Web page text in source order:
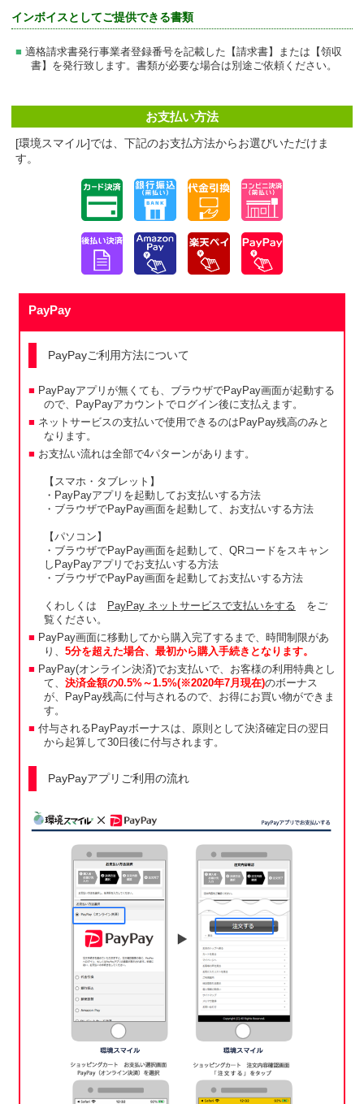
インボイスとしてご提供できる書類
適格請求書発行事業者登録番号を記載した【請求書】または【領収
書】を発行致します。書類が必要な場合は別途ご依頼ください。
お支払い方法
[環境スマイル]では、下記のお支払方法からお選びいただけま
す。
PayPay
PayPayご利用方法について
PayPayアプリが無くても、ブラウザでPayPay画面が起動する
ので、PayPayアカウントでログイン後に支払えます。
ネットサービスの支払いで使用できるのはPayPay残高のみと
なります。
お支払い流れは全部で4パターンがあります。
【スマホ・タブレット】
・PayPayアプリを起動してお支払いする方法
・ブラウザでPayPay画面を起動して、お支払いする方法
【パソコン】
・ブラウザでPayPay画面を起動して、QRコードをスキャン
しPayPayアプリでお支払いする方法
・ブラウザでPayPay画面を起動してお支払いする方法
くわしくは PayPay ネットサービスで支払いをする をご
覧ください。
PayPay画面に移動してから購入完了するまで、時間制限があ
り、 5分を超えた場合、最初から購入手続きとなります。
PayPay(オンライン決済)でお支払いで、お客様の利用特典とし
て、 決済金額の0.5%～1.5%(※2020年7月現在)のボーナス
が、PayPay残高に付与されるので、お得にお買い物ができま
す。
付与されるPayPayボーナスは、原則として決済確定日の翌日
から起算して30日後に付与されます。
PayPayアプリご利用の流れ